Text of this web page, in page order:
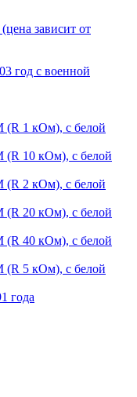
зависит от
год с военной
1 кОм), с белой
кОм), с белой
2 кОм), с белой
кОм), с белой
кОм), с белой
5 кОм), с белой
года